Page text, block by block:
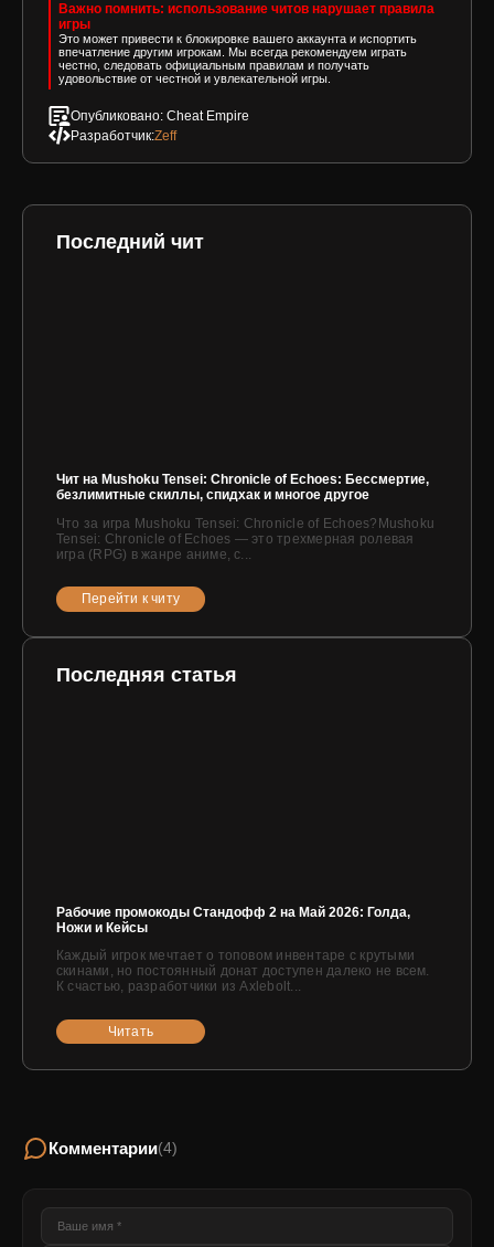
Важно помнить: использование читов нарушает правила
игры
Это может привести к блокировке вашего аккаунта и испортить
впечатление другим игрокам. Мы всегда рекомендуем играть
честно, следовать официальным правилам и получать
удовольствие от честной и увлекательной игры.
Опубликовано: Cheat Empire
Разработчик:Zeff
Последний чит
Чит на Mushoku Tensei: Chronicle of Echoes: Бессмертие,
безлимитные скиллы, спидхак и многое другое
Что за игра Mushoku Tensei: Chronicle of Echoes?Mushoku
Tensei: Chronicle of Echoes — это трехмерная ролевая
игра (RPG) в жанре аниме, с...
Перейти к читу
Последняя статья
Рабочие промокоды Стандофф 2 на Май 2026: Голда,
Ножи и Кейсы
Каждый игрок мечтает о топовом инвентаре с крутыми
скинами, но постоянный донат доступен далеко не всем.
К счастью, разработчики из Axlebolt...
Читать
Комментарии(4)